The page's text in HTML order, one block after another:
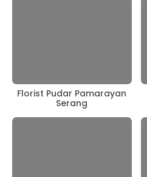
Florist Pudar Pamarayan
Serang